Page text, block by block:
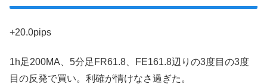
+20.0pips
1h足200MA、5分足FR61.8、FE161.8辺りの3度目の3度
目の反発で買い。利確が情けなさ過ぎた。